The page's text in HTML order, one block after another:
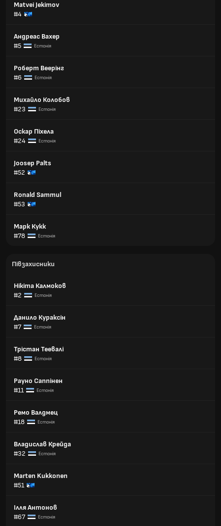
Matvei Jekimov
#4
Андреас Вахер
#5
Естонія
Роберт Веерінг
#6
Естонія
Михайло Колобов
#23
Естонія
Оскар Піхела
#24
Естонія
Joosep Palts
#52
Ronald Sammul
#53
Марк Кукк
#78
Естонія
Півзахисники
Нікіта Калмоков
#2
Естонія
Данило Кураксін
#7
Естонія
Трістан Теевалі
#8
Естонія
Рауно Саппінен
#11
Естонія
Ремо Валдмец
#18
Естонія
Владислав Крейда
#32
Естонія
Marten Kukkonen
#51
Ілля Антонов
#67
Естонія